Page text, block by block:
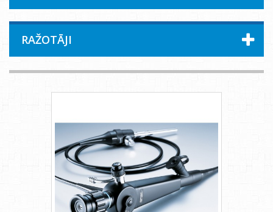
RAŽOTĀJI